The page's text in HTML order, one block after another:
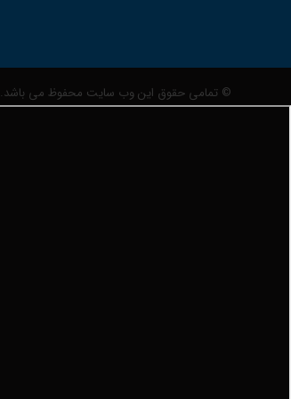
© تمامی حقوق این وب سایت محفوظ می باشد.